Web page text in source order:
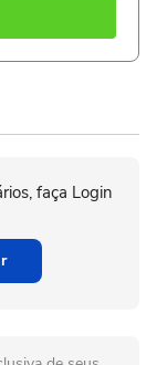
faça Login